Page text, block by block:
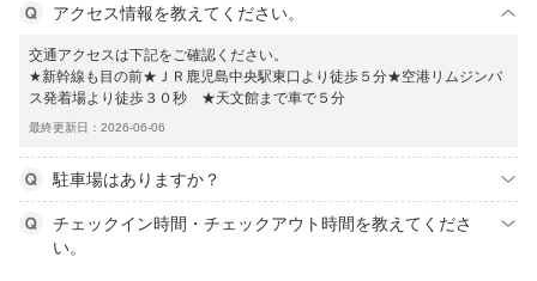
アクセス情報を教えてください。
交通アクセスは下記をご確認ください。
★新幹線も目の前★ＪＲ鹿児島中央駅東口より徒歩５分★空港リムジンバ
ス発着場より徒歩３０秒 ★天文館まで車で５分
最終更新日：2026-06-06
駐車場はありますか？
チェックイン時間・チェックアウト時間を教えてくださ
い。